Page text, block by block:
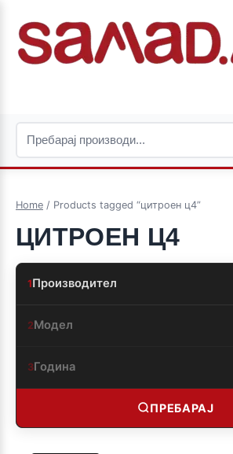
Home / Products tagged “цитроен ц4”
ЦИТРОЕН Ц4
1Производител
2Модел
3Година
ПРЕБАРАЈ